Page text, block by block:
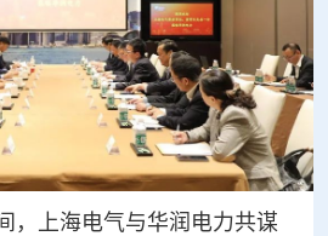
，上海电气与华润电力共谋